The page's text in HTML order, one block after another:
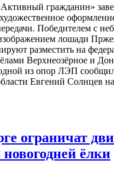
гражданин»
Победителем с
лошади
разместить на
Верхнеозёрное и
из опор ЛЭП
Евгений Солнцев
ограничат
ёлки